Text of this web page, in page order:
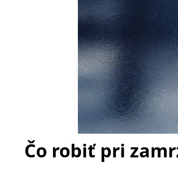
Čo robiť pri